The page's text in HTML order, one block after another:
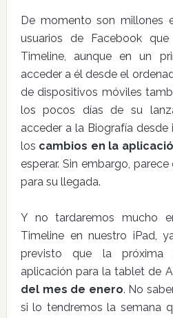
De momento son millones
usuarios de Facebook
Timeline, aunque en un
acceder a él desde el
de dispositivos móviles
los pocos días de su
acceder a la Biografía desde
los cambios en la
esperar. Sin embargo,
para su llegada.
Y no tardaremos mucho
Timeline en nuestro iPad,
previsto que la próxima
aplicación para la tablet de
del mes de enero. No
si lo tendremos la semana